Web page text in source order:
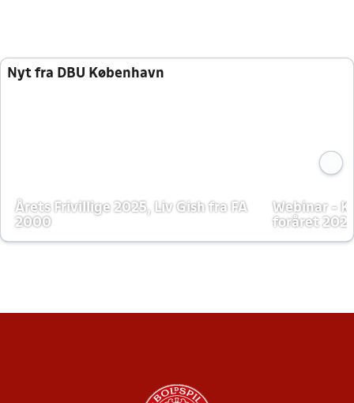
Nyt fra DBU København
Årets Frivillige 2025, Liv Gish fra FA
2000
Webinar -
foråret